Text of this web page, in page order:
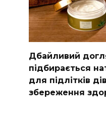
Дбайливий
підбирається
для підлітків
збереження